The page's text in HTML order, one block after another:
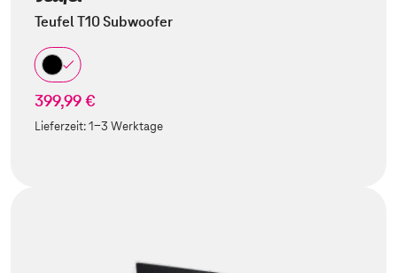
Teufel T10 Subwoofer
399,99 €
Lieferzeit:1-3 Werktage